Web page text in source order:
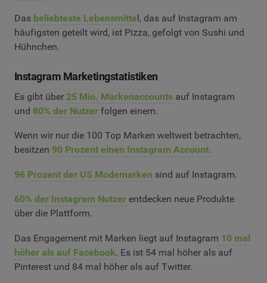
Das beliebteste Lebensmittel, das auf Instagram am
häufigsten geteilt wird, ist Pizza, gefolgt von Sushi und
Hühnchen.
Instagram Marketingstatistiken
Es gibt über 25 Mio. Markenaccounts auf Instagram
und 80% der Nutzer folgen einem.
Wenn wir nur die 100 Top Marken weltweit betrachten,
besitzen 90 Prozent einen Instagram Account.
96 Prozent der US Modemarken sind auf Instagram.
60% der Instagram Nutzer entdecken neue Produkte
über die Plattform.
Das Engagement mit Marken liegt auf Instagram 10 mal
höher als auf Facebook. Es ist 54 mal höher als auf
Pinterest und 84 mal höher als auf Twitter.